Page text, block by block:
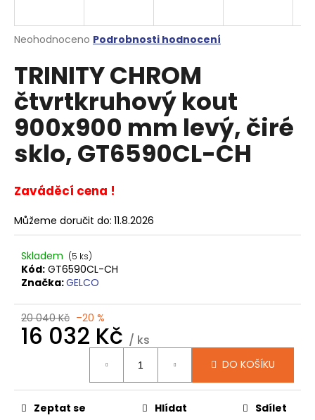
Průměrné
produktu
0,0
z
5
hvězdiček.
Neohodnoceno Podrobnosti hodnocení
TRINITY CHROM
čtvrtkruhový kout
900x900 mm levý, čiré
sklo, GT6590CL-CH
Zaváděcí cena !
Můžeme doručit do: 11.8.2026
Skladem (5 ks)
Kód: GT6590CL-CH
Značka:GELCO
20 040 Kč –20 %
16 032 Kč / ks
DO KOŠÍKU
Zeptat se Hlídat Sdílet
j
t
?
HLEDAT
D
o
p
o
u
č
u
e